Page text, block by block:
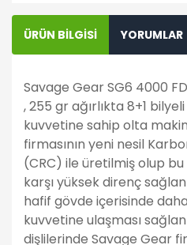
ÜRÜN BİLGİSİ YORUMLAR
Savage Gear SG6 4000
, 255 gr ağırlıkta 8+1
kuvvetine sahip olta
firmasının yeni nesil
(CRC) ile üretilmiş olup
karşı yüksek direnç
hafif gövde içerisinde
kuvvetine ulaşması
dişlilerinde Savage Gear